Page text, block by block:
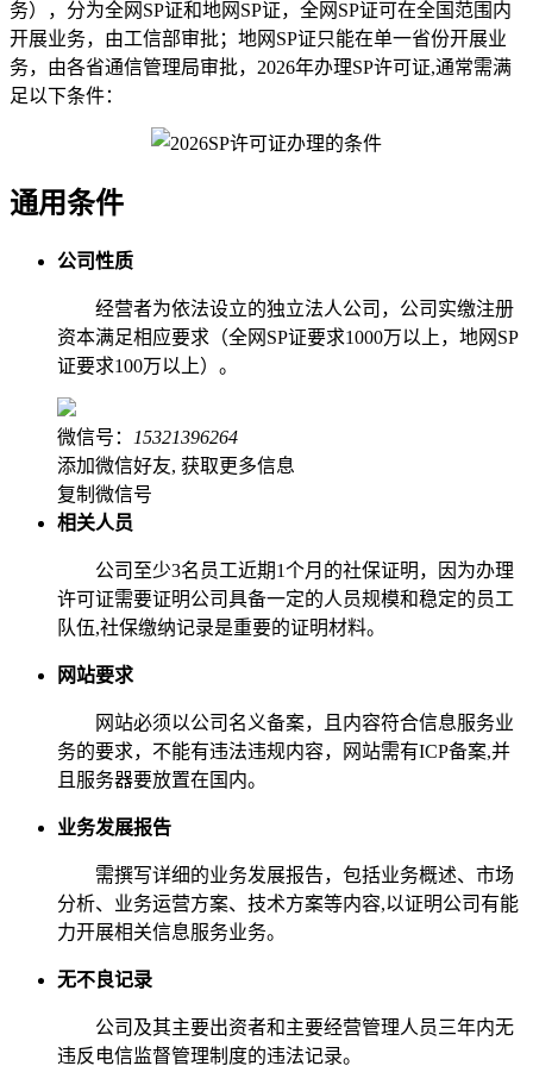
务），分为全网SP证和地网SP证，全网SP证可在全国范围内
开展业务，由工信部审批；地网SP证只能在单一省份开展业
务，由各省通信管理局审批，2026年办理SP许可证,通常需满
足以下条件：
通用条件
公司性质
经营者为依法设立的独立法人公司，公司实缴注册
资本满足相应要求（全网SP证要求1000万以上，地网SP
证要求100万以上）。
微信号：
15321396264
添加微信好友, 获取更多信息
复制微信号
相关人员
公司至少3名员工近期1个月的社保证明，因为办理
许可证需要证明公司具备一定的人员规模和稳定的员工
队伍,社保缴纳记录是重要的证明材料。
网站要求
网站必须以公司名义备案，且内容符合信息服务业
务的要求，不能有违法违规内容，网站需有ICP备案,并
且服务器要放置在国内。
业务发展报告
需撰写详细的业务发展报告，包括业务概述、市场
分析、业务运营方案、技术方案等内容,以证明公司有能
力开展相关信息服务业务。
无不良记录
公司及其主要出资者和主要经营管理人员三年内无
违反电信监督管理制度的违法记录。